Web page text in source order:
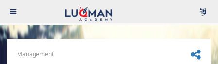
Management